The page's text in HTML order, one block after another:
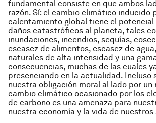
fundamental consiste en que ambos
razón. Sí: el cambio climático inducido
calentamiento global tiene el potencial
daños catastróficos al planeta, tales
inundaciones, incendios, sequías,
escasez de alimentos, escasez de
naturales de alta intensidad y una
consecuencias, muchas de las cuales
presenciando en la actualidad. Incluso
nuestra obligación moral al lado por un
cambio climático ocasionado por los
de carbono es una amenaza para
nuestra economía y la vida de